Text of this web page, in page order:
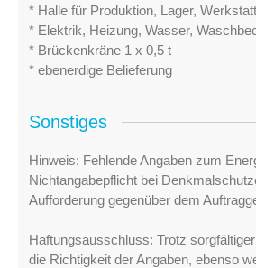
* Halle für Produktion, Lager,
* Elektrik, Heizung, Wasser,
* Brückenkräne 1 x 0,5 t
* ebenerdige Belieferung
Sonstiges
Hinweis: Fehlende Angaben zum
Nichtangabepflicht bei
Aufforderung gegenüber dem
Haftungsausschluss: Trotz
die Richtigkeit der Angaben, ebenso